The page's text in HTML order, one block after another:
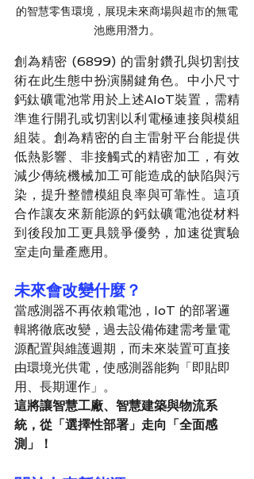
的智慧零售環境，展現未來商場與超市的無電
池應用潛力。
創為精密 (6899) 的雷射鑽孔與切割技
術在此生態中扮演關鍵角色。中小尺寸
鈣鈦礦電池常用於上述AIoT裝置，需精
準進行開孔或切割以利電極連接與模組
組裝。創為精密的自主雷射平台能提供
低熱影響、非接觸式的精密加工，有效
減少傳統機械加工可能造成的缺陷與污
染，提升整體模組良率與可靠性。這項
合作讓友來新能源的鈣鈦礦電池從材料
到後段加工更具競爭優勢，加速從實驗
室走向量產應用。
未來會改變什麼？
當感測器不再依賴電池，IoT 的部署邏
輯將徹底改變，過去設備佈建需考量電
源配置與維護週期，而未來裝置可直接
由環境光供電，使感測器能夠「即貼即
用、長期運作」。
這將讓智慧工廠、智慧建築與物流系
統，從「選擇性部署」走向「全面感
測」！